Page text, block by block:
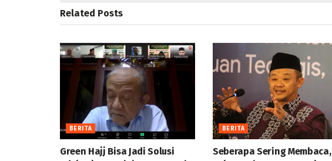
Related Posts
BERITA
Green Hajj Bisa Jadi Solusi
BERITA
Seberapa Sering Membaca,